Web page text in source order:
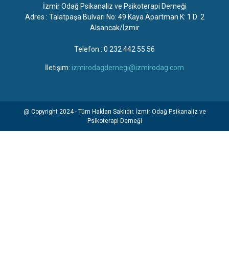
İzmir Odağ Psikanaliz ve Psikoterapi Derneği
Adres : Talatpaşa Bulvarı No: 49 Kaya Apartman K: 1 D: 2
Alsancak/İzmir
Telefon : 0 232 442 55 56
İletişim: izmirodagdernegi@izmirodag.com
@ Copyright 2024 - Tüm Hakları Saklıdır. İzmir Odağ Psikanaliz ve
Psikoterapi Derneği